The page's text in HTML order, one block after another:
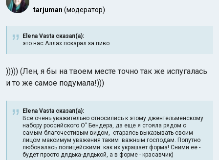
tarjuman (модератор)
Elena Vasta сказал(а):
это нас Аллах покарал за пиво
))))) (Лен, я бы на твоем месте точно так же испугалась
и то же самое подумала!)))
Elena Vasta сказал(а):
Все очень уважительно относились к этому джентельменскому
набору российского O" Бендера, да еще я стояла рядом с
самым благочестивым видом, стараясь выказывать своим
лицом максимум уважения таким важным господам. Попутно
любовалась полицейскими: как их украшает форма! Сними ее -
будет просто дядька-дядькой, а в форме - красавчик)